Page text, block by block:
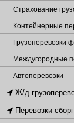
Страхование
Контейнерные
Грузоперевозки
Междугородные
Автоперевозки
Ж/д
Перевозки